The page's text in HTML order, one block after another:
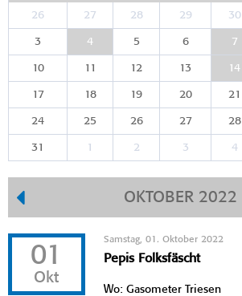
26 27 28 29 30
3 4 5 6 7
10 11 12 13 14
17 18 19 20 21
24 25 26 27 28
31 1 2 3 4
OKTOBER 2022
01
Okt
Samstag, 01. Oktober 2022
Pepis Folksfäscht
Wo: Gasometer Triesen